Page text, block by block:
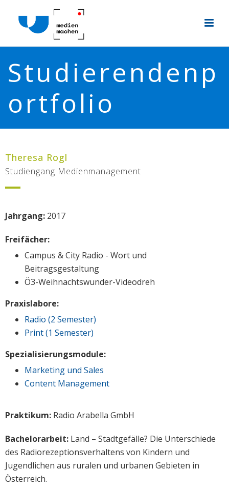
Studierendenp
ortfolio
Theresa Rogl
Studiengang Medienmanagement
Jahrgang: 2017
Freifächer:
Campus & City Radio - Wort und
Beitragsgestaltung
Ö3-Weihnachtswunder-Videodreh
Praxislabore:
Radio (2 Semester)
Print (1 Semester)
Spezialisierungsmodule:
Marketing und Sales
Content Management
Praktikum: Radio Arabella GmbH
Bachelorarbeit: Land – Stadtgefälle? Die Unterschiede
des Radiorezeptionsverhaltens von Kindern und
Jugendlichen aus ruralen und urbanen Gebieten in
Österreich.